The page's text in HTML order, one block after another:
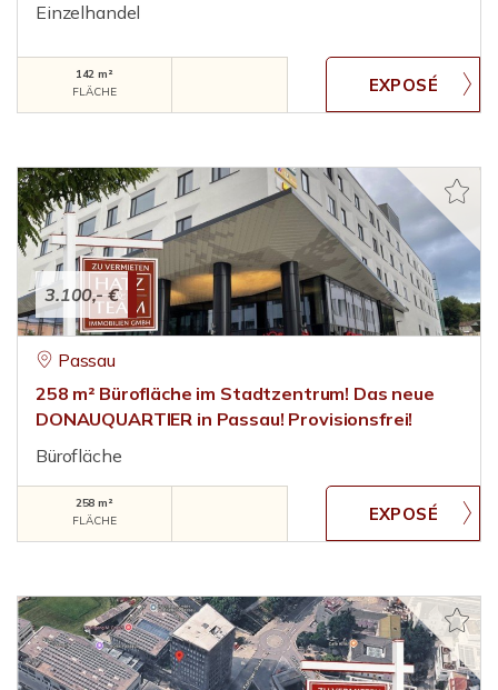
Einzelhandel
142 m²
FLÄCHE
3.100,- €
Passau
258 m² Bürofläche im Stadtzentrum! Das neue
DONAUQUARTIER in Passau! Provisionsfrei!
Bürofläche
258 m²
FLÄCHE